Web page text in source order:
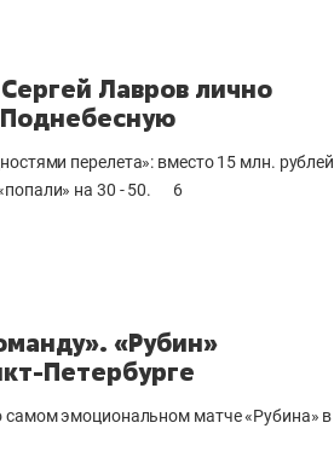
Лавров лично
перелета»: вместо 15 млн. рублей
на 30 - 50.
6
«Рубин»
Петербурге
самом эмоциональном матче «Рубина» в